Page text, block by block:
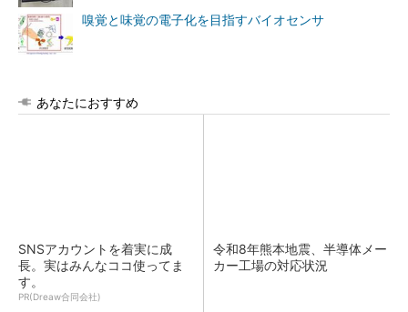
嗅覚と味覚の電子化を目指すバイオセンサ
あなたにおすすめ
SNSアカウントを着実に成
長。実はみんなココ使ってま
す。
PR(Dreaw合同会社)
令和8年熊本地震、半導体メー
カー工場の対応状況